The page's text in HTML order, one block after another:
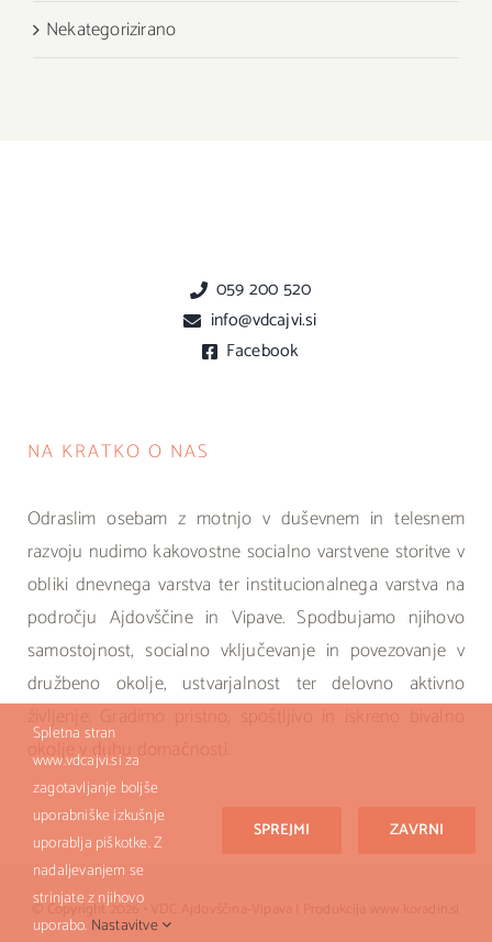
Nekategorizirano
059 200 520
info@vdcajvi.si
Facebook
NA KRATKO O NAS
Odraslim osebam z motnjo v duševnem in telesnem
razvoju nudimo kakovostne socialno varstvene storitve v
obliki dnevnega varstva ter institucionalnega varstva na
področju Ajdovščine in Vipave. Spodbujamo njihovo
samostojnost, socialno vključevanje in povezovanje v
družbeno okolje, ustvarjalnost ter delovno aktivno
okolje v duhu domačnosti.
© Copyright 2026 • VDC Ajdovščina-Vipava | Produkcija www.koradin.si
Spletna stran
www.vdcajvi.si za
zagotavljanje boljše
uporabniške izkušnje
uporablja piškotke. Z
nadaljevanjem se
strinjate z njihovo
uporabo. Nastavitve
SPREJMI ZAVRNI